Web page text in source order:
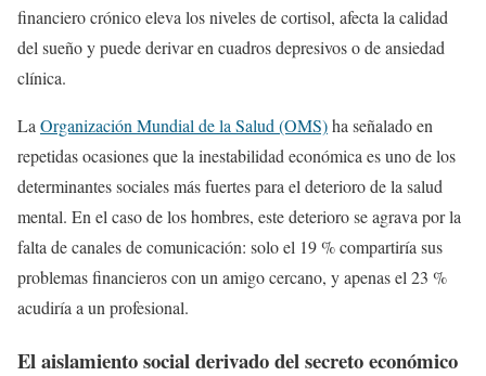
financiero crónico eleva los niveles de cortisol, afecta la calidad
del sueño y puede derivar en cuadros depresivos o de ansiedad
clínica.
La Organización Mundial de la Salud (OMS)ha señalado en
repetidas ocasiones que la inestabilidad económica es uno de los
determinantes sociales más fuertes para el deterioro de la salud
mental. En el caso de los hombres, este deterioro se agrava por la
falta de canales de comunicación: solo el 19 % compartiría sus
problemas financieros con un amigo cercano, y apenas el 23 %
acudiría a un profesional.
El aislamiento social derivado del secreto económico